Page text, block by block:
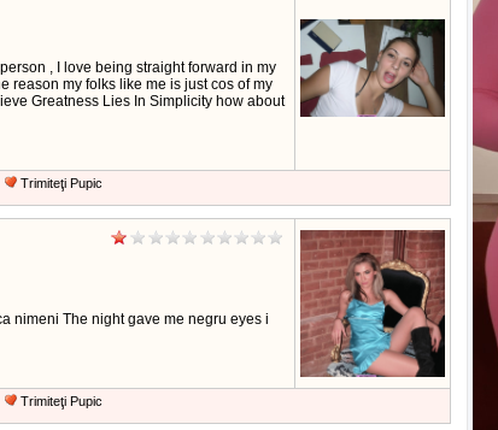
, I love being straight forward in my
reason my folks like me is just cos of my
Greatness Lies In Simplicity how about
Trimiteţi Pupic
nimeni The night gave me negru eyes i
Trimiteţi Pupic